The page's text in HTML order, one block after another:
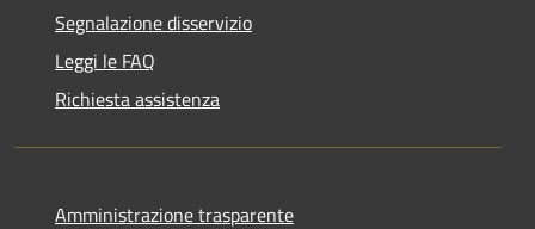
Segnalazione disservizio
Leggi le FAQ
Richiesta assistenza
Amministrazione trasparente